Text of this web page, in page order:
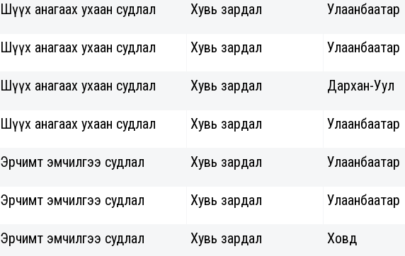
Шүүх анагаах ухаан судлал Хувь зардал Улаанбаатар
Шүүх анагаах ухаан судлал Хувь зардал Улаанбаатар
Шүүх анагаах ухаан судлал Хувь зардал Дархан-Уул
Шүүх анагаах ухаан судлал Хувь зардал Улаанбаатар
Эрчимт эмчилгээ судлал Хувь зардал Улаанбаатар
Эрчимт эмчилгээ судлал Хувь зардал Улаанбаатар
Эрчимт эмчилгээ судлал Хувь зардал Ховд